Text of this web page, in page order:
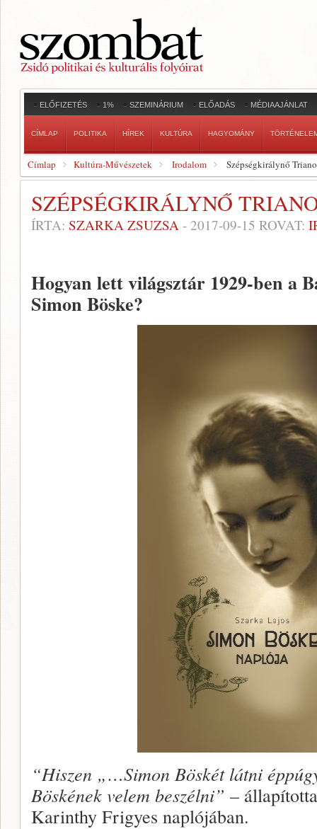
ELŐFIZETÉS 1% SZEMINÁRIUM ELŐADÁS MÉDIAAJÁNLAT
CÍMLAP POLITIKA HÍREK KULTÚRA HAGYOMÁNY
Címlap Kultúra-Művészetek Irodalom Szépségkirálynő
SZÉPSÉGKIRÁLYNŐ
ÍRTA: SZARKA ZSUZSA - 2017-09-15 ROVAT:
Hogyan lett világsztár 1929-ben a
Simon Böske?
“Hiszen „…Simon Böskét látni
Böskének velem beszélni” –
Karinthy Frigyes naplójában.